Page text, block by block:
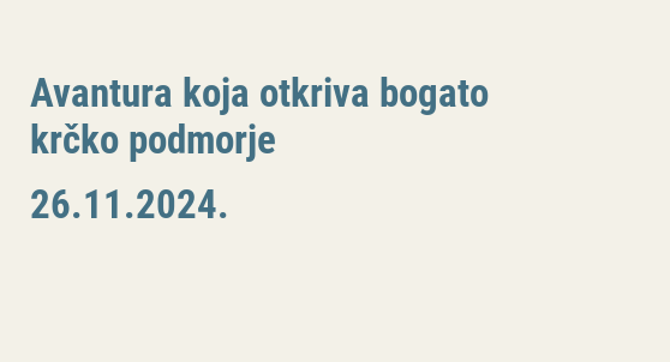
Avantura koja otkriva bogato
krčko podmorje
26.11.2024.